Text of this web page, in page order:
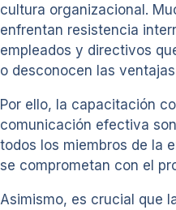
cultura organizacional.
enfrentan resistencia
empleados y directivos
o desconocen las
Por ello, la capacitación
comunicación efectiva
todos los miembros de la
se comprometan con el
Asimismo, es crucial que